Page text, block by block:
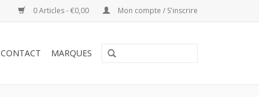
0 Articles - €0,00 Mon compte / S'inscrire
CONTACT MARQUES